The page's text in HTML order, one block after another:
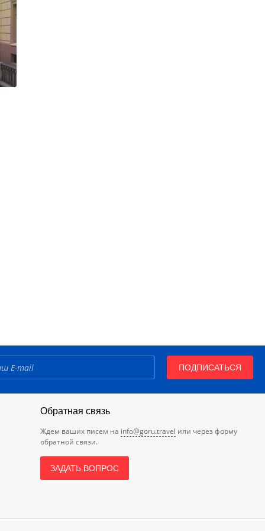
ПОДПИСАТЬСЯ
Обратная связь
Ждем ваших писем на info@goru.travel или через форму
обратной связи.
ЗАДАТЬ ВОПРОС